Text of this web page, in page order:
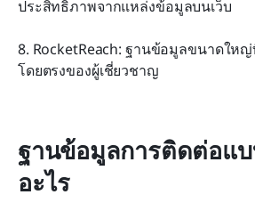
ประสิทธิภาพจากแหล่งข้อมูลบนเว็บ
8. RocketReach: ฐานข้อมูลขนาดให
โดยตรงของผู้เชี่ยวชาญ
ฐานข้อมูลการติดต่อแ
อะไร